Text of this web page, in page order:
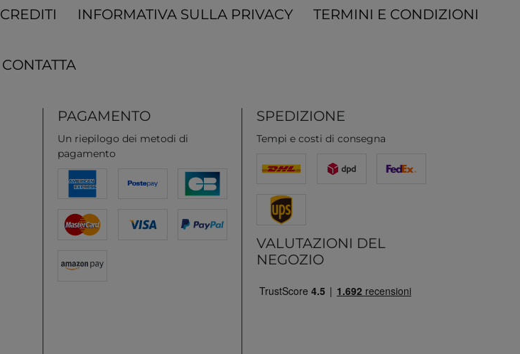
CREDITI INFORMATIVA SULLA PRIVACY TERMINI E CONDIZIONI
CONTATTA
PAGAMENTO
Un riepilogo dei metodi di
pagamento
SPEDIZIONE
Tempi e costi di consegna
VALUTAZIONI DEL
NEGOZIO